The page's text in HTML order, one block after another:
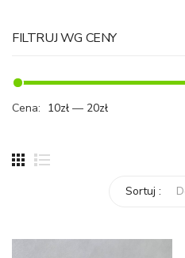
FILTRUJ WG CENY
Cena: 10zł — 20zł
Sortuj :